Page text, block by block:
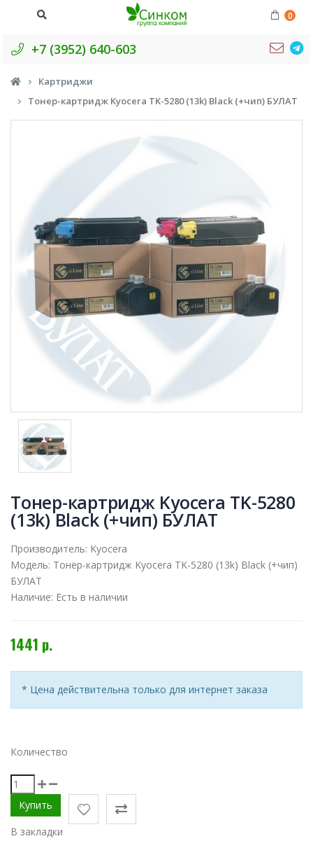
0
+7 (3952) 640-603
Картриджи
Тонер-картридж Kyocera TK-5280 (13k) Black (+чип) БУЛАТ
Тонер-картридж Kyocera TK-5280
(13k) Black (+чип) БУЛАТ
Производитель: Kyocera
Модель: Тонер-картридж Kyocera TK-5280 (13k) Black (+чип)
БУЛАТ
Наличие: Есть в наличии
1441 р.
* Цена действительна только для интернет заказа
Количество
В закладки